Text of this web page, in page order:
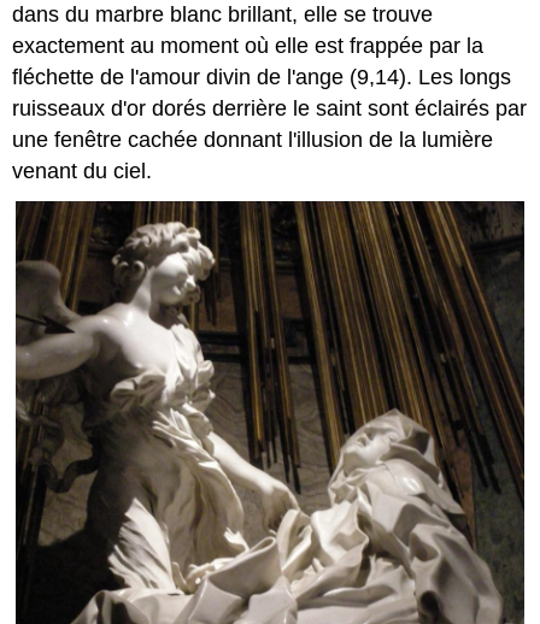
dans du marbre blanc brillant, elle se trouve
exactement au moment où elle est frappée par la
fléchette de l'amour divin de l'ange (9,14). Les longs
ruisseaux d'or dorés derrière le saint sont éclairés par
une fenêtre cachée donnant l'illusion de la lumière
venant du ciel.